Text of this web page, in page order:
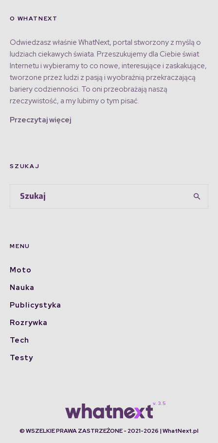
O WHATNEXT
Odwiedzasz właśnie WhatNext, portal stworzony z myślą o
ludziach ciekawych świata. Przeszukujemy dla Ciebie świat
Internetu i wybieramy to co nowe, interesujące i zaskakujące,
tworzone przez ludzi z pasją i wyobraźnią przekraczającą
bariery codzienności. To oni przeobrażają naszą
rzeczywistość, a my lubimy o tym pisać.
Przeczytaj więcej
SZUKAJ
MENU
Moto
Nauka
Publicystyka
Rozrywka
Tech
Testy
© WSZELKIE PRAWA ZASTRZEŻONE - 2021-2026 | WhatNext.pl